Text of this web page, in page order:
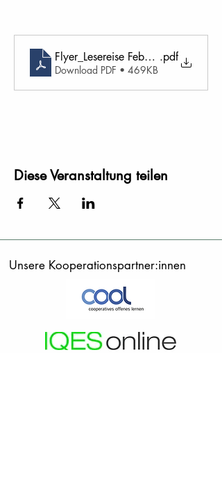
Flyer_Lesereise Feb_25.pdf
Download PDF • 469KB
Diese Veranstaltung teilen
Unsere Kooperationspartner:innen